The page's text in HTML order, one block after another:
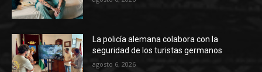
La policía alemana colabora con la
seguridad de los turistas germanos
agosto 6, 2026